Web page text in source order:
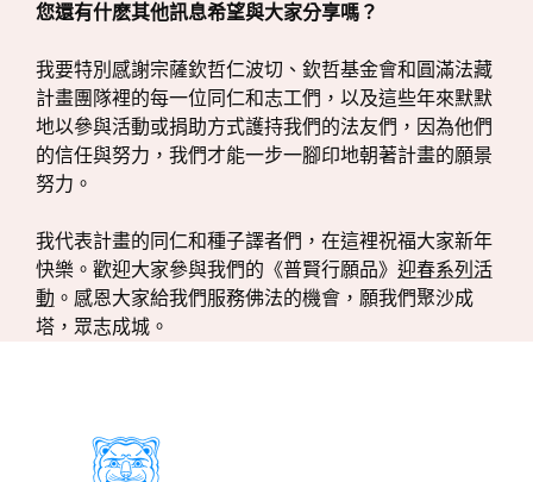
您還有什麽其他訊息希望與大家分享嗎？
我要特別感謝宗薩欽哲仁波切、欽哲基金會和圓滿法藏
計畫團隊裡的每一位同仁和志工們，以及這些年來默默
地以參與活動或捐助方式護持我們的法友們，因為他們
的信任與努力，我們才能一步一腳印地朝著計畫的願景
努力。
我代表計畫的同仁和種子譯者們，在這裡祝福大家新年
快樂。歡迎大家參與我們的《普賢行願品》 迎春系列活
動 。感恩大家給我們服務佛法的機會，願我們聚沙成
塔，眾志成城。